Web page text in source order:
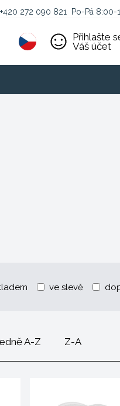
+420 272 090 821 Po-Pá 8:00-
Přihlašte
Váš účet
ve slevě
A-Z Z-A